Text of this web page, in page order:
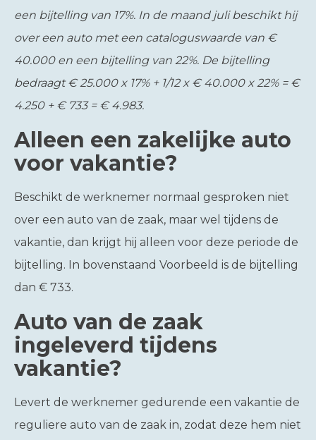
een bijtelling van 17%. In de maand juli beschikt hij
over een auto met een cataloguswaarde van €
40.000 en een bijtelling van 22%. De bijtelling
bedraagt € 25.000 x 17% + 1/12 x € 40.000 x 22% = €
4.250 + € 733 = € 4.983.
Alleen een zakelijke auto
voor vakantie?
Beschikt de werknemer normaal gesproken niet
over een auto van de zaak, maar wel tijdens de
vakantie, dan krijgt hij alleen voor deze periode de
bijtelling. In bovenstaand Voorbeeld is de bijtelling
dan € 733.
Auto van de zaak
ingeleverd tijdens
vakantie?
Levert de werknemer gedurende een vakantie de
reguliere auto van de zaak in, zodat deze hem niet